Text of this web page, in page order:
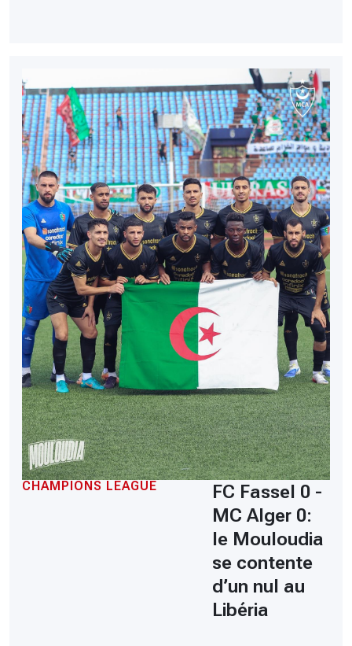
CHAMPIONS LEAGUE
FC Fassel 0 -
MC Alger 0:
le Mouloudia
se contente
d’un nul au
Libéria